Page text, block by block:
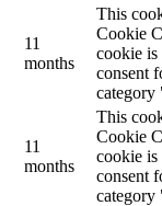
11
months
This
Cookie
cookie is
consent
category
11
months
This
Cookie
cookie is
consent
category